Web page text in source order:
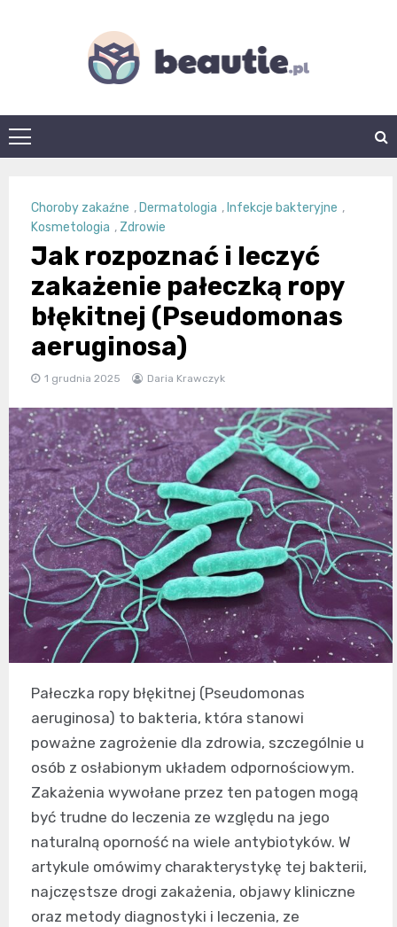
beautie.pl
Choroby zakaźne , Dermatologia , Infekcje bakteryjne ,
Kosmetologia , Zdrowie
Jak rozpoznać i leczyć
zakażenie pałeczką ropy
błękitnej (Pseudomonas
aeruginosa)
1 grudnia 2025 Daria Krawczyk
Pałeczka ropy błękitnej (Pseudomonas
aeruginosa) to bakteria, która stanowi
poważne zagrożenie dla zdrowia, szczególnie u
osób z osłabionym układem odpornościowym.
Zakażenia wywołane przez ten patogen mogą
być trudne do leczenia ze względu na jego
naturalną oporność na wiele antybiotyków. W
artykule omówimy charakterystykę tej bakterii,
najczęstsze drogi zakażenia, objawy kliniczne
oraz metody diagnostyki i leczenia, ze